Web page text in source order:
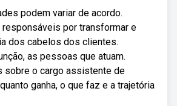
podem variar de acordo.
por transformar e
dos cabelos dos clientes.
as pessoas que atuam.
sobre o cargo assistente de
ganha, o que faz e a trajetória